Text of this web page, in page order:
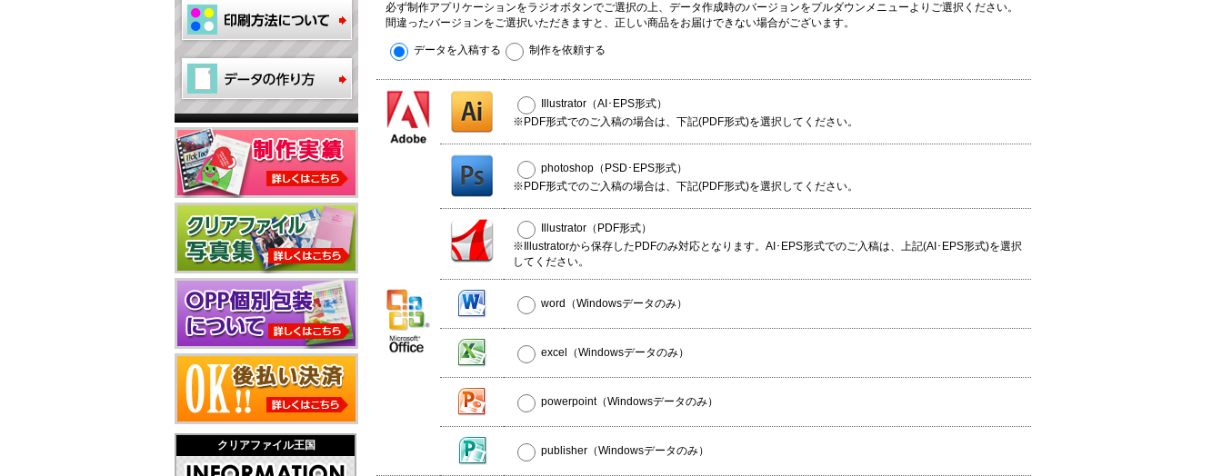
クリアファイル王国
必ず制作アプリケーションをラジオボタンでご選択の上、データ作成時のバージョンをプルダウンメニューよりご選択ください。
間違ったバージョンをご選択いただきますと、正しい商品をお届けできない場合がございます。
データを入稿する 制作を依頼する
Illustrator（AI･EPS形式）
※PDF形式でのご入稿の場合は、下記(PDF形式)を選択してください。
photoshop（PSD･EPS形式）
※PDF形式でのご入稿の場合は、下記(PDF形式)を選択してください。
Illustrator（PDF形式）
※Illustratorから保存したPDFのみ対応となります。AI･EPS形式でのご入稿は、上記(AI･EPS形式)を選択
してください。
word（Windowsデータのみ）
excel（Windowsデータのみ）
powerpoint（Windowsデータのみ）
publisher（Windowsデータのみ）